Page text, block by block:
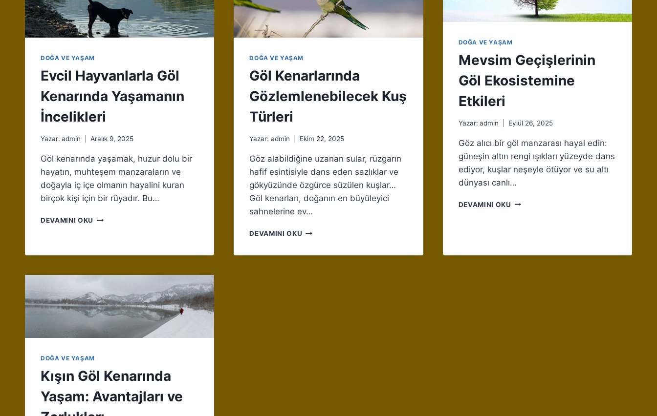
DOĞA VE YAŞAM
Evcil Hayvanlarla Göl
Kenarında Yaşamanın
İncelikleri
Yazar: admin Aralık 9, 2025
Göl kenarında yaşamak, huzur dolu bir
hayatın, muhteşem manzaraların ve
doğayla iç içe olmanın hayalini kuran
birçok kişi için bir rüyadır. Bu…
DEVAMINI OKU EVCIL
DOĞA VE YAŞAM
Göl Kenarlarında
Gözlemlenebilecek Kuş
Türleri
Yazar: admin Ekim 22, 2025
Göz alabildiğine uzanan sular, rüzgarın
hafif esintisiyle dans eden sazlıklar ve
gökyüzünde özgürce süzülen kuşlar…
Göl kenarları, doğanın en büyüleyici
sahnelerine ev…
DEVAMINI OKU GÖL
DOĞA VE YAŞAM
Mevsim Geçişlerinin
Göl Ekosistemine
Etkileri
Yazar: admin Eylül 26, 2025
Göz alıcı bir göl manzarası hayal edin:
güneşin altın rengi ışıkları yüzeyde dans
ediyor, kuşlar neşeyle ötüyor ve su altı
dünyası canlı…
DEVAMINI OKU MEVSIM
DOĞA VE YAŞAM
Kışın Göl Kenarında
Yaşam: Avantajları ve